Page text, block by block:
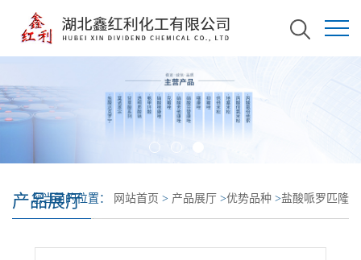
产品展厅
您当前的位置： 网站首页 > 产品展厅 >优势品种 >盐酸哌罗匹隆